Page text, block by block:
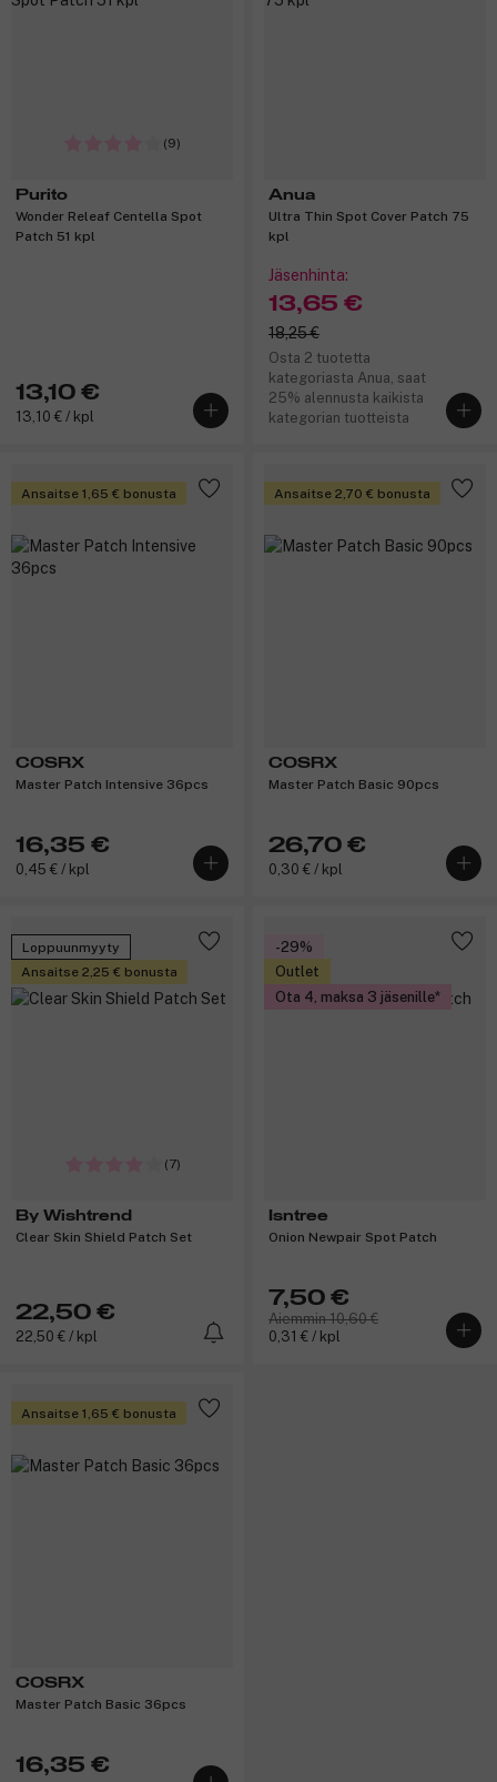
(9)
Purito
Wonder Releaf Centella Spot
Patch 51 kpl
13,10 €
13,10 € / kpl
Anua
Ultra Thin Spot Cover Patch 75
kpl
Jäsenhinta:
13,65 €
18,25 €
Osta 2 tuotetta
kategoriasta Anua, saat
25% alennusta kaikista
kategorian tuotteista
Ansaitse 1,65 € bonusta
COSRX
Master Patch Intensive 36pcs
16,35 €
0,45 € / kpl
Ansaitse 2,70 € bonusta
COSRX
Master Patch Basic 90pcs
26,70 €
0,30 € / kpl
Loppuunmyyty
Ansaitse 2,25 € bonusta
(7)
By Wishtrend
Clear Skin Shield Patch Set
22,50 €
22,50 € / kpl
-29%
Outlet
Ota 4, maksa 3 jäsenille
Isntree
Onion Newpair Spot Patch
7,50 €
Aiemmin 10,60 €
0,31 € / kpl
Ansaitse 1,65 € bonusta
COSRX
Master Patch Basic 36pcs
16,35 €